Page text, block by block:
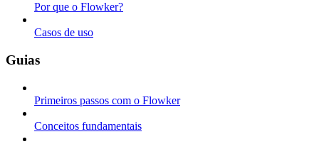
Por que o Flowker?
Casos de uso
Guias
Primeiros passos com o Flowker
Conceitos fundamentais